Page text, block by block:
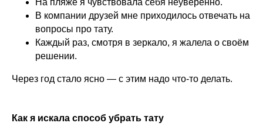
На пляже я чувствовала себя неуверенно.
В компании друзей мне приходилось отвечать на
вопросы про тату.
Каждый раз, смотря в зеркало, я жалела о своём
решении.
Через год стало ясно — с этим надо что-то делать.
Как я искала способ убрать тату